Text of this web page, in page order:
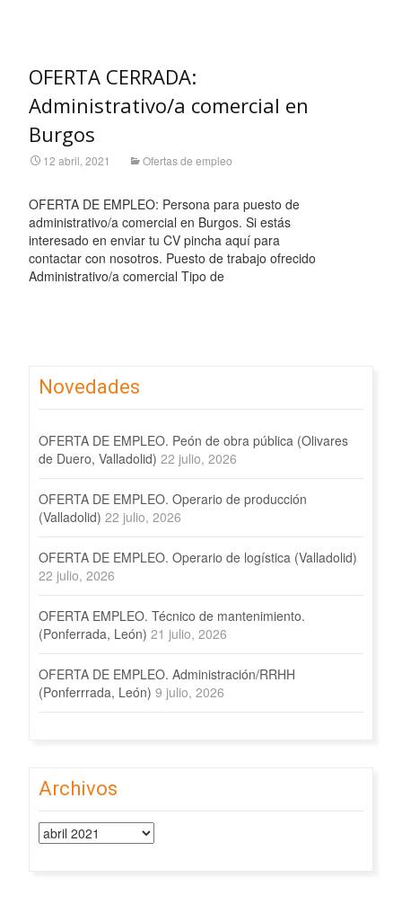
OFERTA CERRADA:
Administrativo/a comercial en
Burgos
12 abril, 2021 Ofertas de empleo
OFERTA DE EMPLEO: Persona para puesto de
administrativo/a comercial en Burgos. Si estás
interesado en enviar tu CV pincha aquí para
contactar con nosotros. Puesto de trabajo ofrecido
Administrativo/a comercial Tipo de
Novedades
OFERTA DE EMPLEO. Peón de obra pública (Olivares
de Duero, Valladolid) 22 julio, 2026
OFERTA DE EMPLEO. Operario de producción
(Valladolid) 22 julio, 2026
OFERTA DE EMPLEO. Operario de logística (Valladolid)
22 julio, 2026
OFERTA EMPLEO. Técnico de mantenimiento.
(Ponferrada, León) 21 julio, 2026
OFERTA DE EMPLEO. Administración/RRHH
(Ponferrrada, León) 9 julio, 2026
Archivos
Archivos